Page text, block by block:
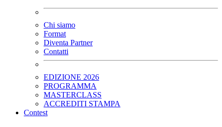
Chi siamo
Format
Diventa Partner
Contatti
EDIZIONE 2026
PROGRAMMA
MASTERCLASS
ACCREDITI STAMPA
Contest